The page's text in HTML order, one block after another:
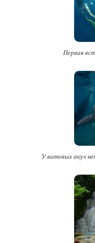
Первая
У китовых акул